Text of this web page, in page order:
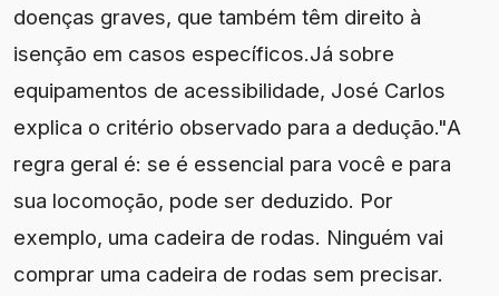
doenças graves, que também têm direito à
isenção em casos específicos.Já sobre
equipamentos de acessibilidade, José Carlos
explica o critério observado para a dedução."A
regra geral é: se é essencial para você e para
sua locomoção, pode ser deduzido. Por
exemplo, uma cadeira de rodas. Ninguém vai
comprar uma cadeira de rodas sem precisar.